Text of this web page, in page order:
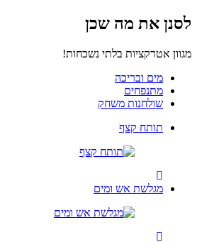
את מה שכן
אטרקציות בלתי נשכחות!
מים ובריכה
מתנפחים
שולחנות משחק
תותח קצף
מגלשת אש ומים